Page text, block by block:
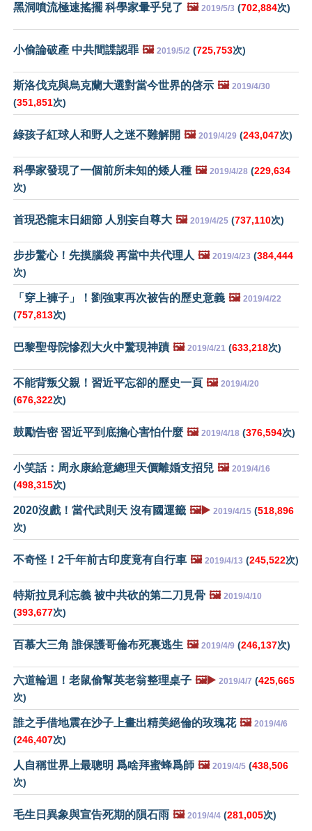
黑洞噴流極速搖擺 科學家暈乎兒了 🖼️ 2019/5/3 (702,884次)
小偷論破產 中共間諜認罪 🖼️ 2019/5/2 (725,753次)
斯洛伐克與烏克蘭大選對當今世界的啓示 🖼️ 2019/4/30
(351,851次)
綠孩子紅球人和野人之迷不難解開 🖼️ 2019/4/29 (243,047次)
科學家發現了一個前所未知的矮人種 🖼️ 2019/4/28 (229,634
次)
首現恐龍末日細節 人別妄自尊大 🖼️ 2019/4/25 (737,110次)
步步驚心！先摸腦袋 再當中共代理人 🖼️ 2019/4/23 (384,444
次)
「穿上褲子」！劉強東再次被告的歷史意義 🖼️ 2019/4/22
(757,813次)
巴黎聖母院慘烈大火中驚現神蹟 🖼️ 2019/4/21 (633,218次)
不能背叛父親！習近平忘卻的歷史一頁 🖼️ 2019/4/20
(676,322次)
鼓勵告密 習近平到底擔心害怕什麼 🖼️ 2019/4/18 (376,594次)
小笑話：周永康給意總理天價離婚支招兒 🖼️ 2019/4/16
(498,315次)
2020沒戲！當代武則天 沒有國運籤 🖼️▶️ 2019/4/15 (518,896
次)
不奇怪！2千年前古印度竟有自行車 🖼️ 2019/4/13 (245,522次)
特斯拉見利忘義 被中共砍的第二刀見骨 🖼️ 2019/4/10
(393,677次)
百慕大三角 誰保護哥倫布死裏逃生 🖼️ 2019/4/9 (246,137次)
六道輪迴！老鼠偷幫英老翁整理桌子 🖼️▶️ 2019/4/7 (425,665
次)
誰之手借地震在沙子上畫出精美絕倫的玫瑰花 🖼️ 2019/4/6
(246,407次)
人自稱世界上最聰明 爲啥拜蜜蜂爲師 🖼️ 2019/4/5 (438,506
次)
毛生日異象與宣告死期的隕石雨 🖼️ 2019/4/4 (281,005次)